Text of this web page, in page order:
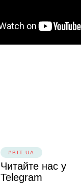
#BIT.UA
Читайте нас у
Telegram